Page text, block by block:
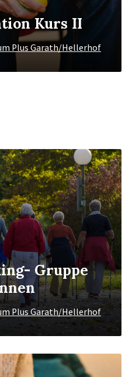
Kurs II
Plus Garath/Hellerhof
Gruppe
Plus Garath/Hellerhof